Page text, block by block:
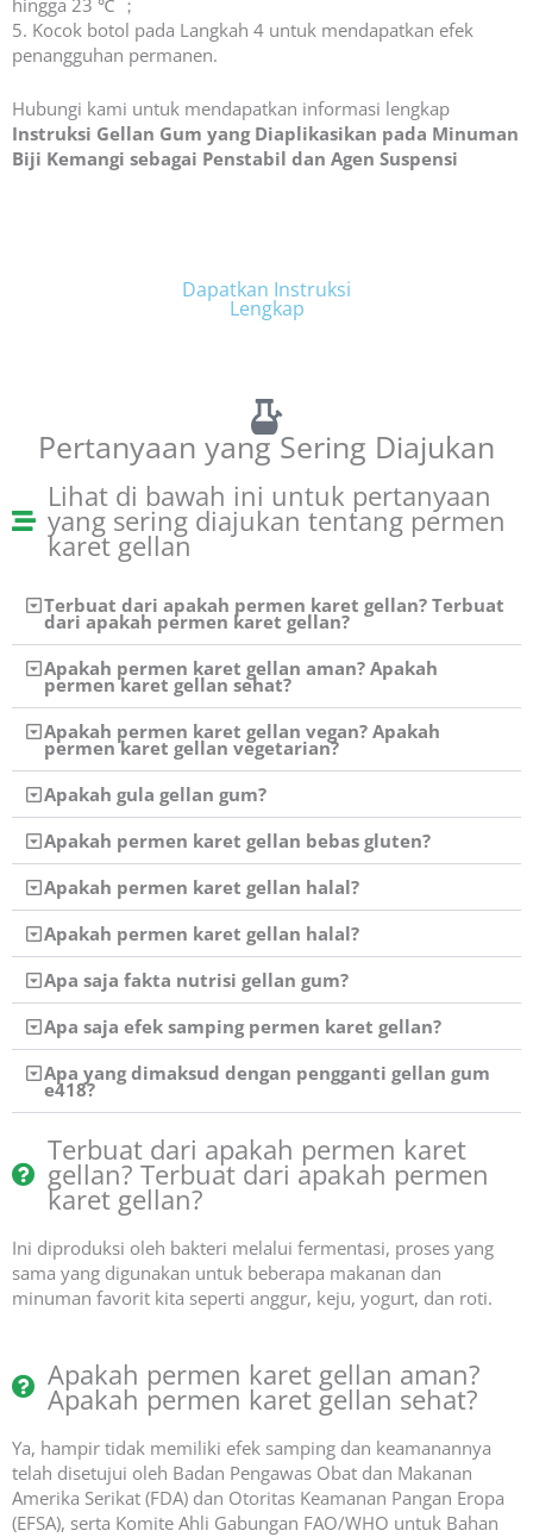
hingga 23 ℃ ；
5. Kocok botol pada Langkah 4 untuk mendapatkan efek
penangguhan permanen.
Hubungi kami untuk mendapatkan informasi lengkap
Instruksi Gellan Gum yang Diaplikasikan pada Minuman
Biji Kemangi sebagai Penstabil dan Agen Suspensi
Dapatkan Instruksi
Lengkap
Dapatkan Instruksi
Lengkap
Pertanyaan yang Sering Diajukan
Lihat di bawah ini untuk pertanyaan
yang sering diajukan tentang permen
karet gellan
Terbuat dari apakah permen karet gellan? Terbuat
dari apakah permen karet gellan?
Apakah permen karet gellan aman? Apakah
permen karet gellan sehat?
Apakah permen karet gellan vegan? Apakah
permen karet gellan vegetarian?
Apakah gula gellan gum?
Apakah permen karet gellan bebas gluten?
Apakah permen karet gellan halal?
Apakah permen karet gellan halal?
Apa saja fakta nutrisi gellan gum?
Apa saja efek samping permen karet gellan?
Apa yang dimaksud dengan pengganti gellan gum
e418?
Terbuat dari apakah permen karet
gellan? Terbuat dari apakah permen
karet gellan?
Ini diproduksi oleh bakteri melalui fermentasi, proses yang
sama yang digunakan untuk beberapa makanan dan
minuman favorit kita seperti anggur, keju, yogurt, dan roti.
Apakah permen karet gellan aman?
Apakah permen karet gellan sehat?
Ya, hampir tidak memiliki efek samping dan keamanannya
telah disetujui oleh Badan Pengawas Obat dan Makanan
Amerika Serikat (FDA) dan Otoritas Keamanan Pangan Eropa
(EFSA), serta Komite Ahli Gabungan FAO/WHO untuk Bahan